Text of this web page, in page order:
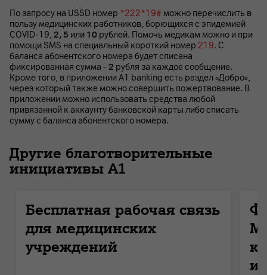
По запросу на USSD номер *222*19# можно перечислить в
пользу медицинских работников, борющихся с эпидемией
COVID-19, 2, 5 или 10 рублей. Помочь медикам можно и при
помощи SMS на специальный короткий номер 219. С
баланса абонентского номера будет списана
фиксированная сумма –2 рубля за каждое сообщение.
Кроме того, в приложении А1 banking есть раздел «Добро»,
через который также можно совершить пожертвование. В
приложении можно использовать средства любой
привязанной к аккаунту банковской карты либо списать
сумму с баланса абонентского номера.
Другие благотворительные
инициативы А1
Бесплатная рабочая связь
для медицинских
учреждений